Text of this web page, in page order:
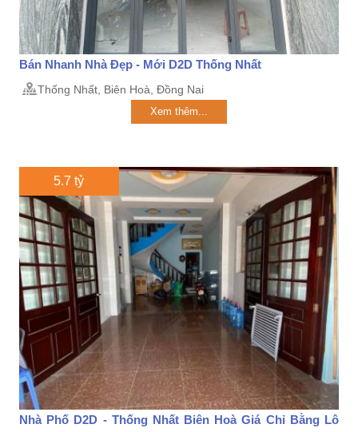
Bán Nhanh Nhà Đẹp - Mới D2D Thống Nhất
Thống Nhất, Biên Hoà, Đồng Nai
Xem thêm...
5.7 tỷ
Nhà Phố D2D - Thống Nhất Biên Hoà Giá Chỉ Bằng Lô